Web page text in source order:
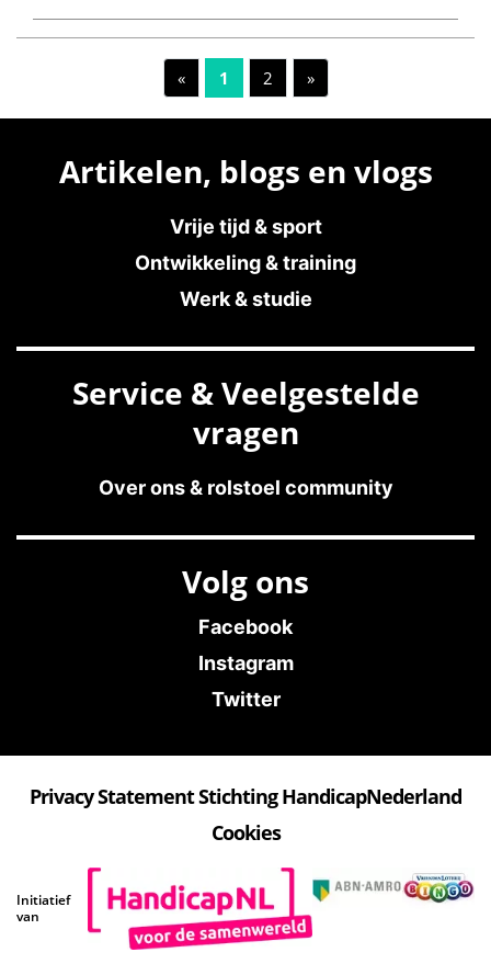
« 1 2 »
Artikelen, blogs en vlogs
Vrije tijd & sport
Ontwikkeling & training
Werk & studie
Service & Veelgestelde
vragen
Over ons & rolstoel community
Volg ons
Facebook
Instagram
Twitter
Privacy Statement Stichting HandicapNederland
Cookies
Initiatief
van